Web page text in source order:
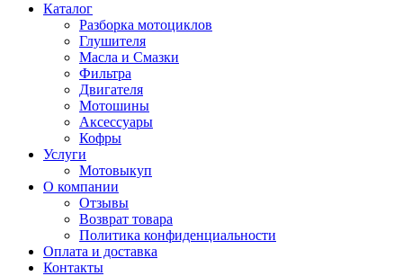
Каталог
Разборка мотоциклов
Глушителя
Масла и Смазки
Фильтра
Двигателя
Мотошины
Аксессуары
Кофры
Услуги
Мотовыкуп
О компании
Отзывы
Возврат товара
Политика конфиденциальности
Оплата и доставка
Контакты